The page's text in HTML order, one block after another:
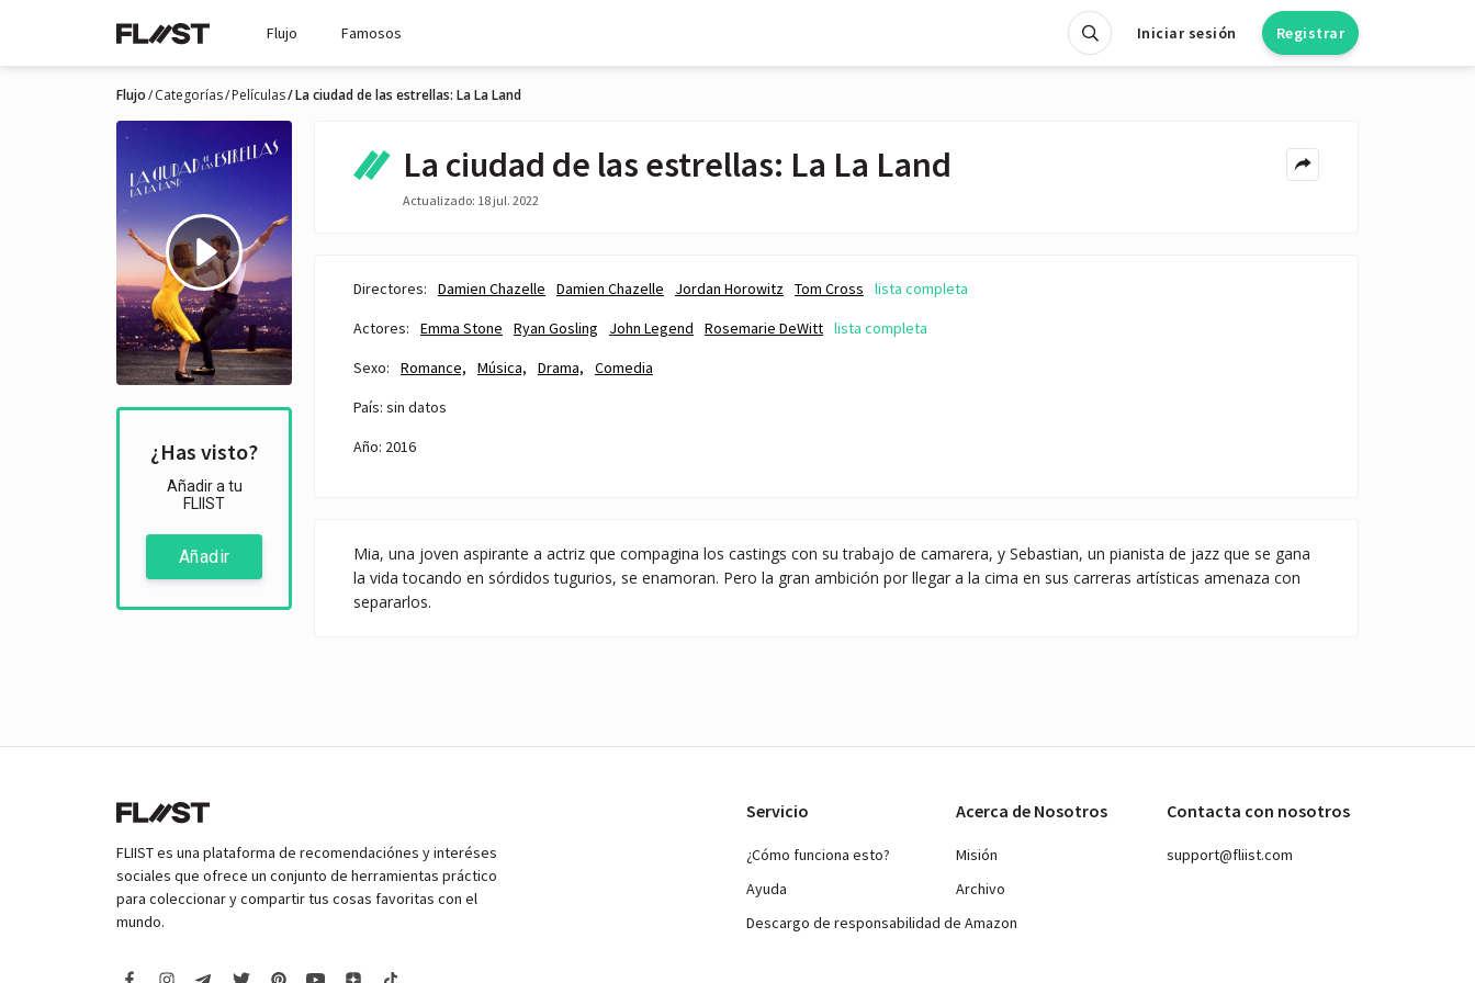
Flujo Famosos Iniciar sesión Registrar
Flujo Categorías Películas La ciudad de las estrellas: La La Land
¿Has visto?
Añadir a tu
FLIIST
Añadir
La ciudad de las estrellas: La La Land
Actualizado: 18 jul. 2022
Directores: Damien Chazelle Damien Chazelle Jordan Horowitz Tom Cross
lista completa
Actores:
Emma Stone Ryan Gosling John Legend Rosemarie DeWitt lista completa
Sexo:
Romance, Música, Drama,
Comedia
País: sin datos
Año: 2016
Mia, una joven aspirante a actriz que compagina los castings con su trabajo de camarera, y Sebastian, un pianista de jazz que se gana
la vida tocando en sórdidos tugurios, se enamoran. Pero la gran ambición por llegar a la cima en sus carreras artísticas amenaza con
separarlos.
FLIIST es una plataforma de recomendaciónes y interéses
sociales que ofrece un conjunto de herramientas práctico
para coleccionar y compartir tus cosas favoritas con el
mundo.
Servicio
¿Cómo funciona esto?
Ayuda
Descargo de responsabilidad de Amazon
Acerca de Nosotros
Misión
Archivo
Contacta con nosotros
support@fliist.com